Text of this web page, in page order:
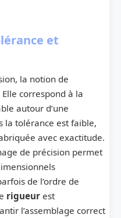
et
la notion de
correspond à la
autour d’une
la tolérance est faible,
avec exactitude.
de précision permet
de l’ordre de
rigueur est
l’assemblage correct